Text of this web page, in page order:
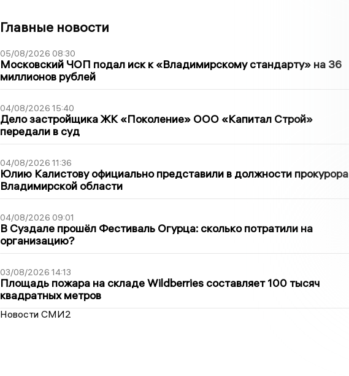
Главные новости
05/08/2026 08:30
Московский ЧОП подал иск к «Владимирскому стандарту» на 36
миллионов рублей
04/08/2026 15:40
Дело застройщика ЖК «Поколение» ООО «Капитал Строй»
передали в суд
04/08/2026 11:36
Юлию Калистову официально представили в должности прокурора
Владимирской области
04/08/2026 09:01
В Суздале прошёл Фестиваль Огурца: сколько потратили на
организацию?
03/08/2026 14:13
Площадь пожара на складе Wildberries составляет 100 тысяч
квадратных метров
Новости СМИ2